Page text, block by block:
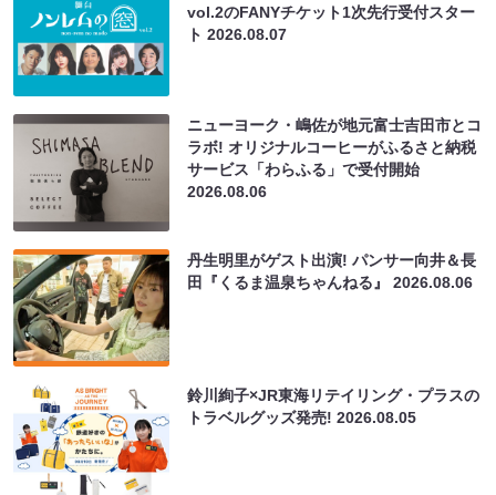
vol.2のFANYチケット1次先行受付スター
ト2026.08.07
ニューヨーク・嶋佐が地元富士吉田市とコ
ラボ! オリジナルコーヒーがふるさと納税
サービス「わらふる」で受付開始
2026.08.06
丹生明里がゲスト出演! パンサー向井＆長
田『くるま温泉ちゃんねる』2026.08.06
鈴川絢子×JR東海リテイリング・プラスの
トラベルグッズ発売!2026.08.05